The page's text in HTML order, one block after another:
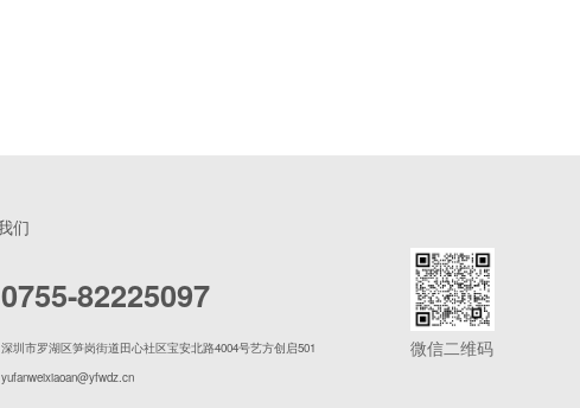
们
0755-82225097
深圳市罗湖区笋岗街道田心社区宝安北路4004号艺方创启501
yufanweixiaoan@yfwdz.cn
微信二维码